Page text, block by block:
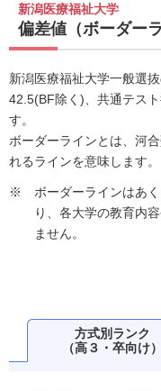
新潟医療福祉大学
偏差値（ボーダーラ
新潟医療福祉大学一般選
42.5(BF除く)、共通テス
す。
ボーダーラインとは、河
れるラインを意味します。
ボーダーラインはあ
り、各大学の教育内
ません。
方式別ランク
（高３・卒向け）